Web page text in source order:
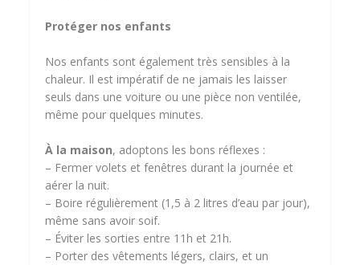
Protéger nos enfants
Nos enfants sont également très sensibles à la
chaleur. Il est impératif de ne jamais les laisser
seuls dans une voiture ou une pièce non ventilée,
même pour quelques minutes.
À la maison, adoptons les bons réflexes :
– Fermer volets et fenêtres durant la journée et
aérer la nuit.
– Boire régulièrement (1,5 à 2 litres d’eau par jour),
même sans avoir soif.
– Éviter les sorties entre 11h et 21h.
– Porter des vêtements légers, clairs, et un